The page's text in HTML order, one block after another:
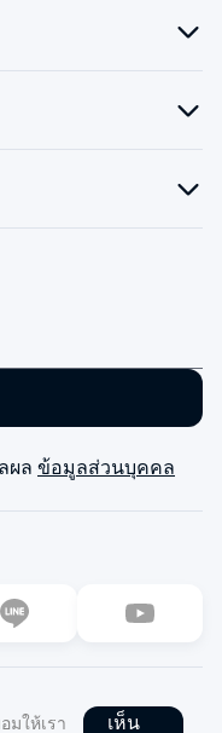
ผล ข้อมูลส่วนบุคคล
reserved
มให้เรา เห็น